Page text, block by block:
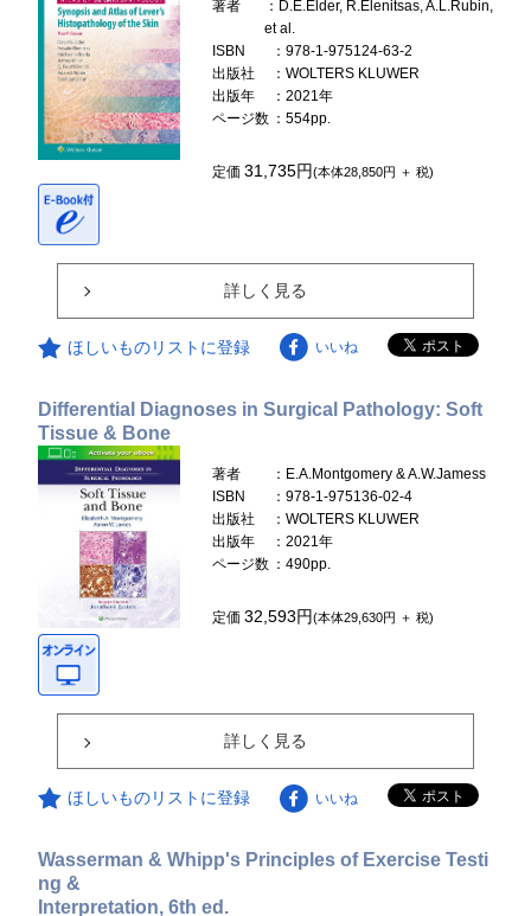
著者
：D.E.Elder, R.Elenitsas, A.L.Rubin,
et al.
ISBN
：978-1-975124-63-2
出版社
：WOLTERS KLUWER
出版年
：2021年
ページ数 ：554pp.
定価31,735円(本体28,850円 ＋ 税)
詳しく見る
ほしいものリストに登録 いいね
Differential Diagnoses in Surgical Pathology: Soft
Tissue & Bone
著者
：E.A.Montgomery & A.W.Jamess
ISBN
：978-1-975136-02-4
出版社
：WOLTERS KLUWER
出版年
：2021年
ページ数 ：490pp.
定価32,593円(本体29,630円 ＋ 税)
詳しく見る
ほしいものリストに登録 いいね
Wasserman & Whipp's Principles of Exercise Testi
ng &
Interpretation, 6th ed.